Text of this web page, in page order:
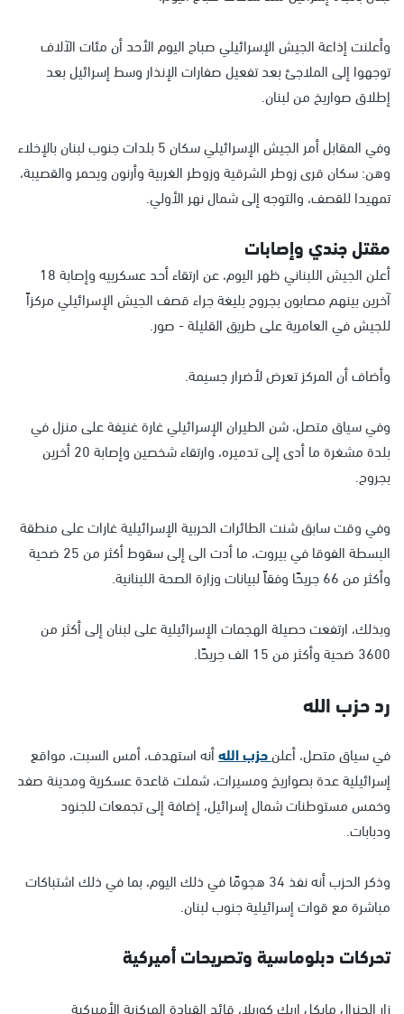
وأعلنت إذاعة الجيش الإسرائيلي صباح اليوم الأحد أن مئات الآلاف
توجهوا إلى الملاجئ بعد تفعيل صفارات الإنذار وسط إسرائيل بعد
إطلاق صواريخ من لبنان.
وفي المقابل أمر الجيش الإسرائيلي سكان 5 بلدات جنوب لبنان بالإخلاء
وهن: سكان قرى زوطر الشرقية وزوطر الغربية وأرنون ويحمر والقصيبة،
تمهيدا للقصف، والتوجه إلى شمال نهر الأولي.
مقتل جندي وإصابات
أعلن الجيش اللبناني ظهر اليوم، عن ارتقاء أحد عسكرييه وإصابة 18
آخرين بينهم مصابون بجروح بليغة جراء قصف الجيش الإسرائيلي مركزاً
للجيش في العامرية على طريق القليلة - صور.
وأضاف أن المركز تعرض لأضرار جسيمة.
وفي سياق متصل، شن الطيران الإسرائيلي غارة غنيفة على منزل في
بلدة مشغرة ما أدى إلى تدميره، وارتقاء شخصين وإصابة 20 أخرين
بجروح.
وفي وقت سابق شنت الطائرات الحربية الإسرائيلية غارات على منطقة
البسطة الفوقا في بيروت، ما أدت الى إلى سقوط أكثر من 25 ضحية
وأكثر من 66 جريحًا وفقاً لبيانات وزارة الصحة اللبنانية.
وبذلك، ارتفعت حصيلة الهجمات الإسرائيلية على لبنان إلى أكثر من
3600 ضحية وأكثر من 15 الف جريحًا.
رد حزب الله
في سياق متصل، أعلنحزب اللهأنه استهدف، أمس السبت، مواقع
إسرائيلية عدة بصواريخ ومسيرات، شملت قاعدة عسكرية ومدينة صفد
وخمس مستوطنات شمال إسرائيل، إضافة إلى تجمعات للجنود
ودبابات.
وذكر الحزب أنه نفذ 34 هجومًا في ذلك اليوم، بما في ذلك اشتباكات
مباشرة مع قوات إسرائيلية جنوب لبنان.
تحركات دبلوماسية وتصريحات أميركية
زار الجنرال مايكل إريك كوريلا، قائد القيادة المركزية الأميركية